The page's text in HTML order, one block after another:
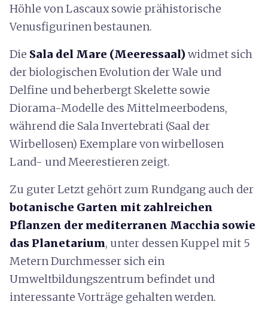
Höhle von Lascaux sowie prähistorische
Venusfigurinen bestaunen.
Die Sala del Mare (Meeressaal)widmet sich
der biologischen Evolution der Wale und
Delfine und beherbergt Skelette sowie
Diorama-Modelle des Mittelmeerbodens,
während die Sala Invertebrati (Saal der
Wirbellosen) Exemplare von wirbellosen
Land- und Meerestieren zeigt.
Zu guter Letzt gehört zum Rundgang auch der
botanische Garten mit zahlreichen
Pflanzen der mediterranen Macchia sowie
das Planetarium, unter dessen Kuppel mit 5
Metern Durchmesser sich ein
Umweltbildungszentrum befindet und
interessante Vorträge gehalten werden.